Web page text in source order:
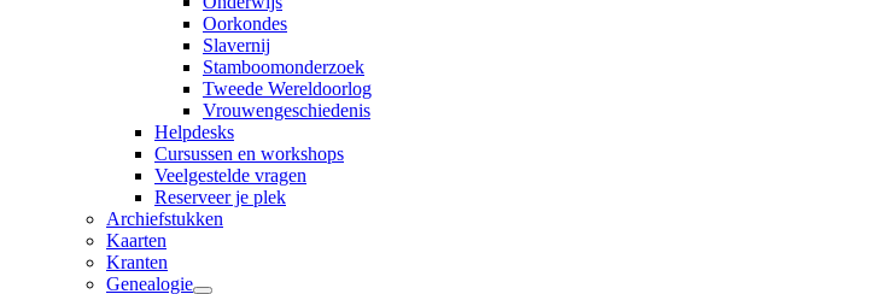
Oorkondes
Slavernij
Stamboomonderzoek
Tweede Wereldoorlog
Vrouwengeschiedenis
Helpdesks
Cursussen en workshops
Veelgestelde vragen
Reserveer je plek
Archiefstukken
Kaarten
Kranten
Genealogie